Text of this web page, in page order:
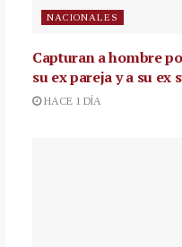
NACIONALES
Capturan a hombre
su ex pareja y a su ex
HACE 1 DÍA